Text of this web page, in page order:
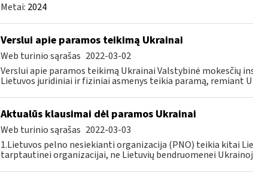
Metai: 2024
Verslui apie paramos teikimą Ukrainai
Web turinio sąrašas 2022-03-02
Verslui apie paramos teikimą Ukrainai Valstybinė mokesčių
Lietuvos juridiniai ir fiziniai asmenys teikia paramą, remiant
Aktualūs klausimai dėl paramos Ukrainai
Web turinio sąrašas 2022-03-03
1.Lietuvos pelno nesiekianti organizacija (PNO) teikia kitai
tarptautinei organizacijai, ne Lietuvių bendruomenei